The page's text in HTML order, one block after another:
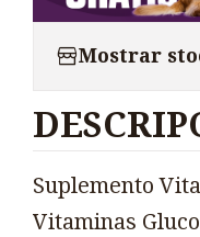
Mostrar
Suplemento
Vitaminas